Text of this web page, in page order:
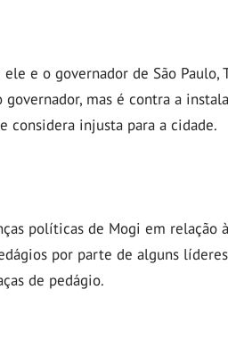
e o governador de São Paulo,
mas é contra a
considera injusta para a cidade.
políticas de Mogi em relação
por parte de alguns
de pedágio.